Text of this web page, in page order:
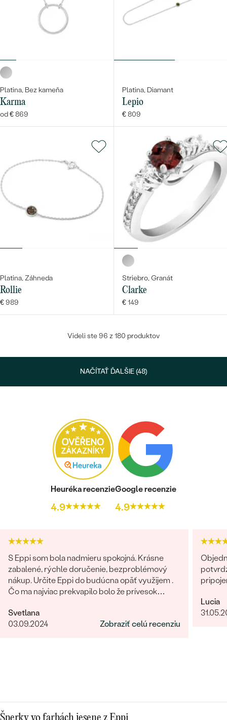
Platina, Bez kameňa
Karma
od € 869
Platina, Diamant
Lepio
€ 809
Platina, Záhneda
Rollie
€ 989
Striebro, Granát
Clarke
€ 149
Videli ste 96 z 180 produktov
NAČÍTAŤ ĎALŠIE (48)
Heuréka recenzie
4.9
Google recenzie
4.9
S Eppi som bola nadmieru spokojná. Krásne
zabalené, rýchle doručenie, bezproblémový
nákup. Určite Eppi do budúcna opäť využijem .
Čo ma najviac prekvapilo bolo že prívesok
Ďakujem Eppi. PS: Určite by som aktualizovala
fotky pri týchto príveskom. V realite je to
Svetlana
03.09.2024
Zobraziť celú recenziu
Lucia
Šperky vo farbách jesene z Eppi